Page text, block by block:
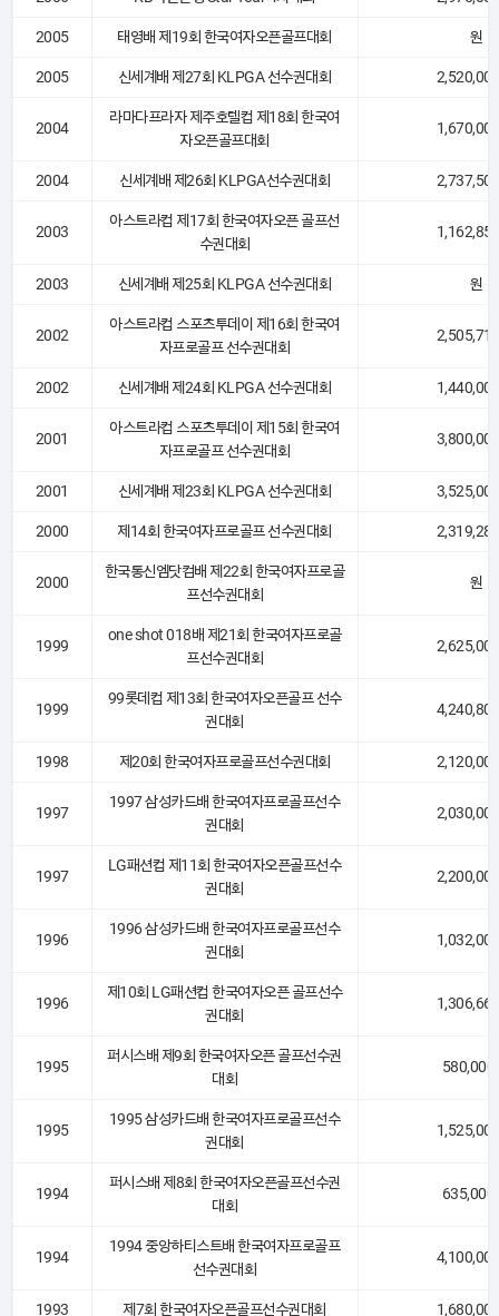
2005 태영배 제19회 한국여자오픈골프대회 원
2005 신세계배 제27회 KLPGA 선수권대회
2004
라마다프라자 제주호텔컵 제18회 한국여
자오픈골프대회
2004 신세계배 제26회 KLPGA선수권대회
2003
아스트라컵 제17회 한국여자오픈 골프선
수권대회
2003 신세계배 제25회 KLPGA 선수권대회 원
2002
아스트라컵 스포츠투데이 제16회 한국여
자프로골프 선수권대회
2002 신세계배 제24회 KLPGA 선수권대회
2001
아스트라컵 스포츠투데이 제15회 한국여
자프로골프 선수권대회
2001 신세계배 제23회 KLPGA 선수권대회
2000 제14회 한국여자프로골프 선수권대회
2000
한국통신엠닷컴배 제22회 한국여자프로골
프선수권대회
원
1999
one shot 018배 제21회 한국여자프로골
프선수권대회
1999
99롯데컵 제13회 한국여자오픈골프 선수
권대회
1998 제20회 한국여자프로골프선수권대회
1997
1997 삼성카드배 한국여자프로골프선수
권대회
1997
LG패션컵 제11회 한국여자오픈골프선수
권대회
1996
1996 삼성카드배 한국여자프로골프선수
권대회
1996
제10회 LG패션컵 한국여자오픈 골프선수
권대회
1995
퍼시스배 제9회 한국여자오픈 골프선수권
대회
580,000
1995
1995 삼성카드배 한국여자프로골프선수
권대회
1994
퍼시스배 제8회 한국여자오픈골프선수권
대회
635,000
1994
1994 중앙하티스트배 한국여자프로골프
선수권대회
1993 제7회 한국여자오픈골프선수권대회